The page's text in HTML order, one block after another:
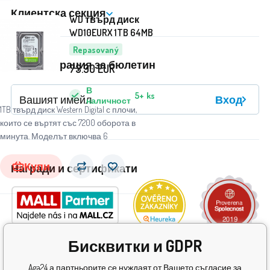
Repasovaný
WD твърд диск
WD10EURX 1TB 64MB
1TB твърд диск Western Digital с плочи,
които се въртят със 7200 оборота в
минута. Моделът включва 6
В
наличност 5+ ks
73.90EUR
Купи
Клиентска секция
Регистрация за бюлетин
Вход
Награди и сертификати
Бисквитки и GDPR
Aga24 а партньорите се нуждаят от Вашето съгласие за